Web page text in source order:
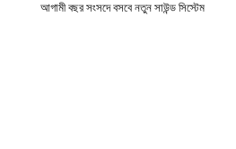
আগামী বছর সংসদে বসবে নতুন সাউন্ড সিস্টেম